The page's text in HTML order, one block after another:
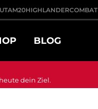
M20HIGHLANDERCOMBAT
BLOG
dein Ziel.